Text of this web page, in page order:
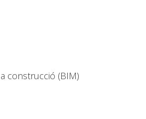
construcció (BIM)